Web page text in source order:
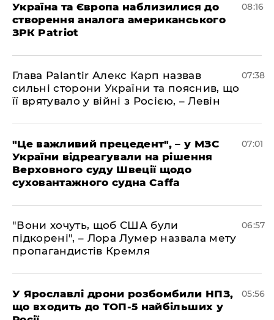
Україна та Європа наблизилися до
створення аналога американського
ЗРК Patriot
08:16
Глава Palantir Алекс Карп назвав
сильні сторони України та пояснив, що
її врятувало у війні з Росією, – Левін
07:38
"Це важливий прецедент", – у МЗС
України відреагували на рішення
Верховного суду Швеції щодо
суховантажного судна Caffa
07:01
"Вони хочуть, щоб США були
підкорені", – Лора Лумер назвала мету
пропагандистів Кремля
06:57
У Ярославлі дрони розбомбили НПЗ,
що входить до ТОП-5 найбільших у
05:56